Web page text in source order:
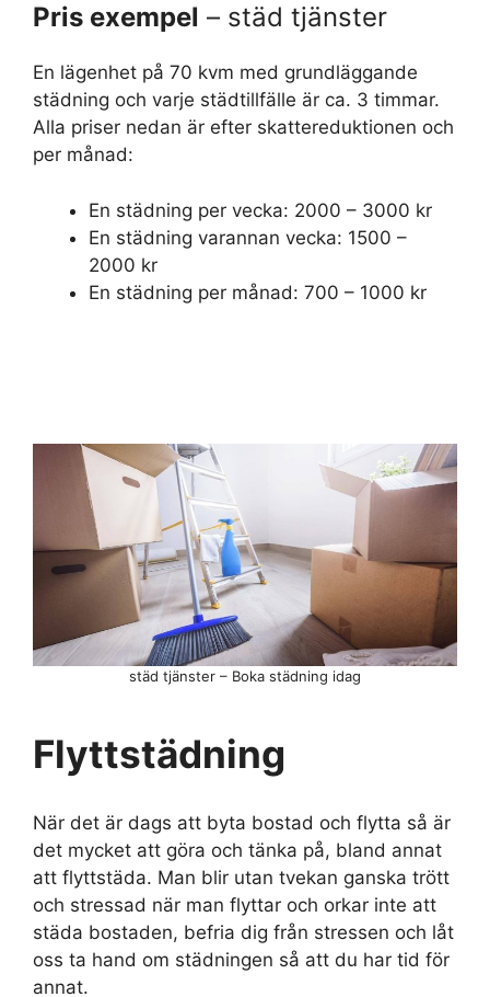
Pris exempel – städ tjänster
En lägenhet på 70 kvm med grundläggande
städning och varje städtillfälle är ca. 3 timmar.
Alla priser nedan är efter skattereduktionen och
per månad:
En städning per vecka: 2000 – 3000 kr
En städning varannan vecka: 1500 –
2000 kr
En städning per månad: 700 – 1000 kr
Flyttstädning
När det är dags att byta bostad och flytta så är
det mycket att göra och tänka på, bland annat
att flyttstäda. Man blir utan tvekan ganska trött
och stressad när man flyttar och orkar inte att
städa bostaden, befria dig från stressen och låt
oss ta hand om städningen så att du har tid för
annat.
städ tjänster – Boka städning idag